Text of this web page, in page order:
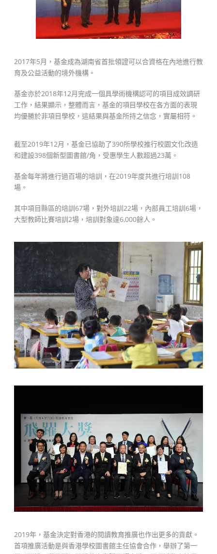
2017年5月，基金成為湖南省首批領證可以合資格在內地進行教
育及公益活動的境外機構。
基金亦於2018年12月完成一個具學術機構認可的項目成效調研
工作，結果顯示，整體而言，基金的項目學校在各方面的表現
均優勝於非項目學校，這結果與基金所持之信念，實屬相符。
截至2019年12月，基金已協助了390所學校推行校園文化改造
和建設398個新型圖書館/角，受惠學生人數超過23萬。
基金每年將進行過百場的培訓，在2019年度共進行培訓108
場。
其中項目縣區的培訓67場，對外培訓22場，內部員工培訓6場，
大型教師比賽培訓2場，培訓對象達6,000餘人。
2019年，基金決定對香港的閱讀教育推廣也作出更多的貢獻。
首項推廣活動是與香港學校圖書館主任協會合作，舉辦了第一